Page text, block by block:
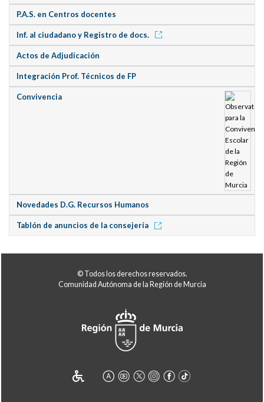
P.A.S. en Centros docentes
Inf. al ciudadano y Registro de docs.
Actos de Adjudicación
Integración Prof. Técnicos de FP
Convivencia
Novedades D.G. Recursos Humanos
Tablón de anuncios de la consejería
© Todos los derechos reservados.
Comunidad Autónoma de la Región de Murcia